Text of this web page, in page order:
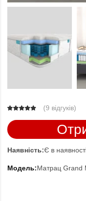
(9 відгуків)
Наявність:Є в
Модель:Матрац Grand